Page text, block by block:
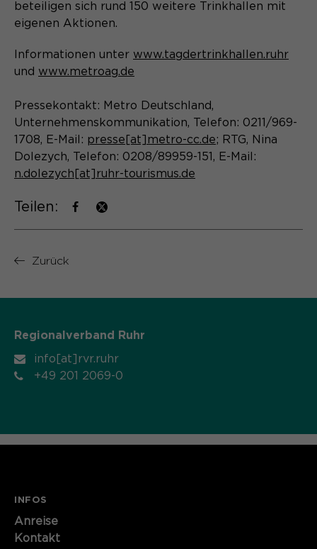
Name be_typo_user
Laufzeit Ende der Sitzung
Zweck
Dieser Cookie teilt der Webseite mit,
ob ein Besucher im Typo3-Backend
angemeldet ist und die Rechte besitzt
diese zu verwalten.
aktuellen Domäne.
Zweck
Laufzeit Sitzung
Temporäre Session-ID, ohne
beteiligen sich rund 150 weitere Trinkhallen mit
eigenen Aktionen.
Informationen unter www.tagdertrinkhallen.ruhr
und www.metroag.de
Pressekontakt: Metro Deutschland,
Unternehmenskommunikation, Telefon: 0211/969-
1708, E-Mail: presse[at]metro-cc.de; RTG, Nina
Dolezych, Telefon: 0208/89959-151, E-Mail:
n.dolezych[at]ruhr-tourismus.de
Teilen:
Zurück
Regionalverband Ruhr
info[at]rvr.ruhr
+49 201 2069-0
INFOS
Anreise
Kontakt